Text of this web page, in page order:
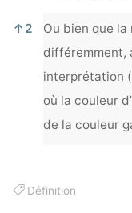
↑ 2
Ou bien que
différemment,
interprétation
où la couleur
de la couleur
Définition